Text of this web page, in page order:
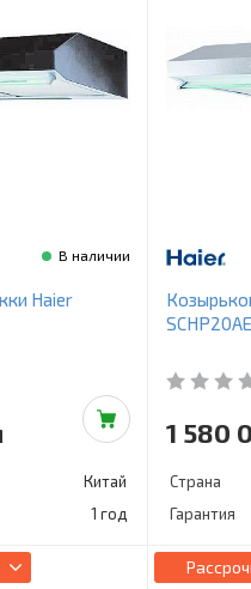
В наличии
Haier
Китай
1 год
1 580
Страна
Гарантия